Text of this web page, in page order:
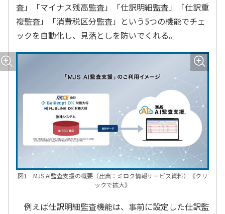
査」「マイナス残高監査」「仕訳明細監査」「仕訳重
複監査」「消費税区分監査」という5つの機能でチェ
ックを自動化し、見落としを防いでくれる。
図1 MJS AI監査支援の概要（出典：ミロク情報サービス資料）《クリ
ックで拡大》
例えば仕訳明細監査機能は、事前に設定した仕訳監